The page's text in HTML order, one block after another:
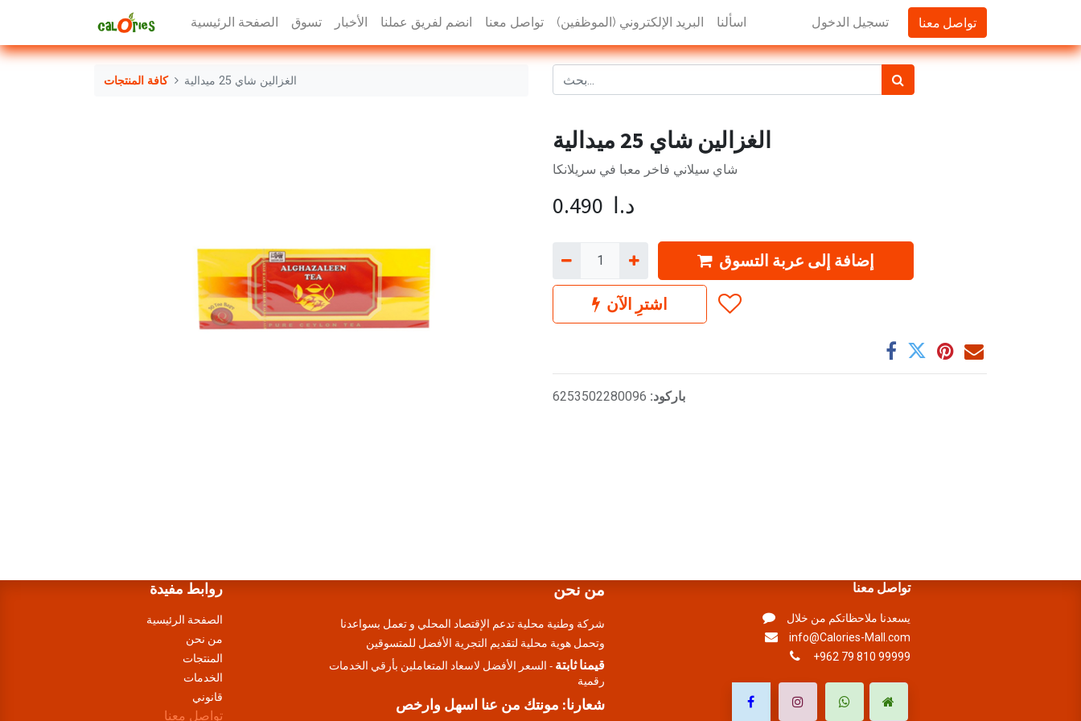
الصفحة الرئيسية تسوق الأخبار انضم لفريق عملنا تواصل معنا البريد الإلكتروني (الموظفين) اسألنا تسجيل الدخول تواصل معنا
كافة المنتجات الغزالين شاي 25 ميدالية
الغزالين شاي 25 ميدالية
شاي سيلاني فاخر معبا في سريلانكا
0.490 د.ا
إضافة إلى عربة التسوق
اشترِ الآن
باركود: 6253502280096
روابط مفيدة
الصفحة الرئيسية
من نحن
المنتجات
الخدمات
قانوني
تواصل معنا
من نحن
شركة وطنية محلية تدعم الإقتصاد المحلي و تعمل بسواعدنا
وتحمل هوية محلية لتقديم التجرية الأفضل للمتسوقين
قيمنا ثابتة - السعر الأفضل لاسعاد المتعاملين بأرقي الخدمات
رقمية
شعارنا: مونتك من عنا اسهل وارخص
تواصل معنا
يسعدنا ملاحظاتكم من خلال
info@Calories-Mall.com
+962 79 810 99999